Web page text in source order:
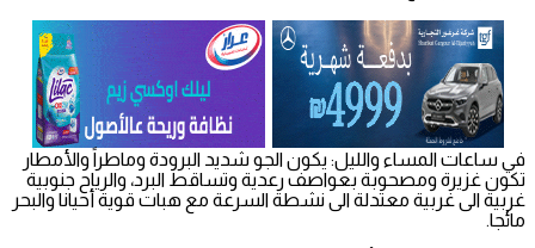
في ساعات المساء والليل: يكون الجو شديد البرودة وماطراً والأمطار
تكون غزيرة ومصحوبة بعواصف رعدية وتساقط البرد، والرياح جنوبية
غربية الى غربية معتدلة الى نشطة السرعة مع هبات قوية أحيانا والبحر
مائجا.